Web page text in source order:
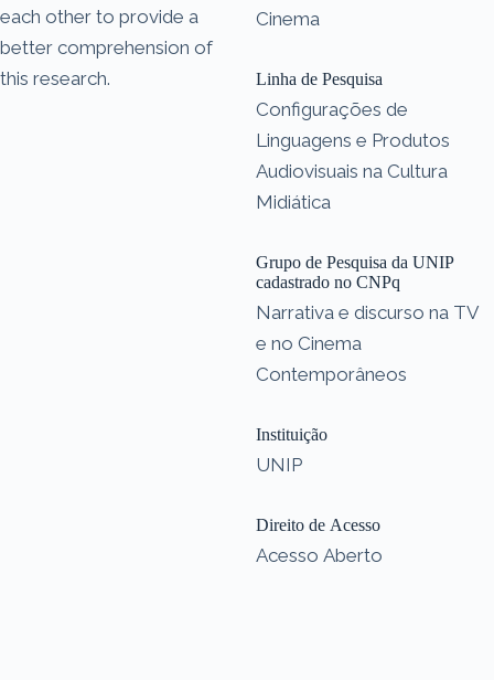
each other to provide a
better comprehension of
this research.
Cinema
Linha de Pesquisa
Configurações de
Linguagens e Produtos
Audiovisuais na Cultura
Midiática
Grupo de Pesquisa da UNIP
cadastrado no CNPq
Narrativa e discurso na TV
e no Cinema
Contemporâneos
Instituição
UNIP
Direito de Acesso
Acesso Aberto